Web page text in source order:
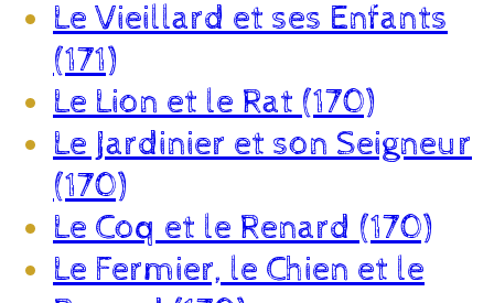
Le Vieillard et ses Enfants
(171)
Le Lion et le Rat (170)
Le Jardinier et son Seigneur
(170)
Le Coq et le Renard (170)
Le Fermier, le Chien et le